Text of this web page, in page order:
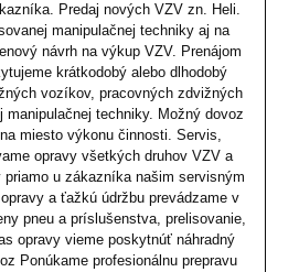
Predaj nových VZV zn. Heli.
manipulačnej techniky aj na
návrh na výkup VZV. Prenájom
krátkodobý alebo dlhodobý
vozíkov, pracovných zdvižných
manipulačnej techniky. Možný dovoz
miesto výkonu činnosti. Servis,
opravy všetkých druhov VZV a
priamo u zákazníka našim servisným
a ťažkú údržbu prevádzame v
pneu a príslušenstva, prelisovanie,
opravy vieme poskytnúť náhradný
Ponúkame profesionálnu prepravu